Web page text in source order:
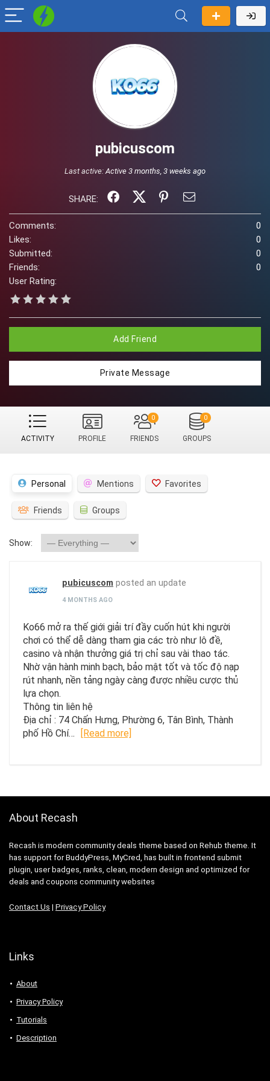
pubicuscom
Last active:Active 3 months, 3 weeks ago
SHARE:
Comments:
0
Likes:
0
Submitted:
0
Friends:
0
User Rating:
Add Friend
Private Message
ACTIVITY PROFILE FRIENDS
0
GROUPS
0
Personal Mentions Favorites
Friends Groups
Show:
pubicuscom posted an update
4 MONTHS AGO
Ko66 mở ra thế giới giải trí đầy cuốn hút khi người
chơi có thể dễ dàng tham gia các trò như lô đề,
casino và nhận thưởng giá trị chỉ sau vài thao tác.
Nhờ vận hành minh bạch, bảo mật tốt và tốc độ nạp
rút nhanh, nền tảng ngày càng được nhiều cược thủ
lựa chọn.
Thông tin liên hệ
Địa chỉ : 74 Chấn Hưng, Phường 6, Tân Bình, Thành
phố Hồ Chí…
[Read more]
About Recash
Recash is modern community deals theme based on Rehub theme. It
has support for BuddyPress, MyCred, has built in frontend submit
plugin, user badges, ranks, clean, modern design and optimized for
deals and coupons community websites
Contact Us | Privacy Policy
Links
About
Privacy Policy
Tutorials
Description